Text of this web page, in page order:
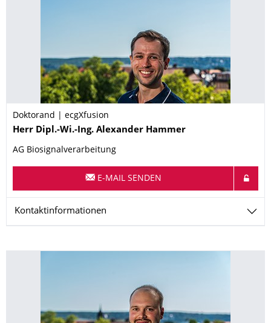
Doktorand | ecgXfusion
Name
Herr Dipl.-Wi.-Ing. Alexander Hammer
AG Biosignalverarbeitung
E-MAIL SENDEN
Kontaktinformationen